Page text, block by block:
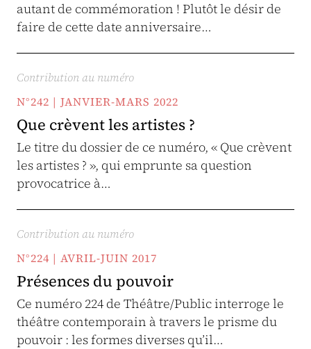
autant de commémoration ! Plutôt le désir de
faire de cette date anniversaire…
Contribution au numéro
N°242 | JANVIER-MARS 2022
Que crèvent les artistes ?
Le titre du dossier de ce numéro, « Que crèvent
les artistes ? », qui emprunte sa question
provocatrice à…
Contribution au numéro
N°224 | AVRIL-JUIN 2017
Présences du pouvoir
Ce numéro 224 de Théâtre/Public interroge le
théâtre contemporain à travers le prisme du
pouvoir : les formes diverses qu’il…